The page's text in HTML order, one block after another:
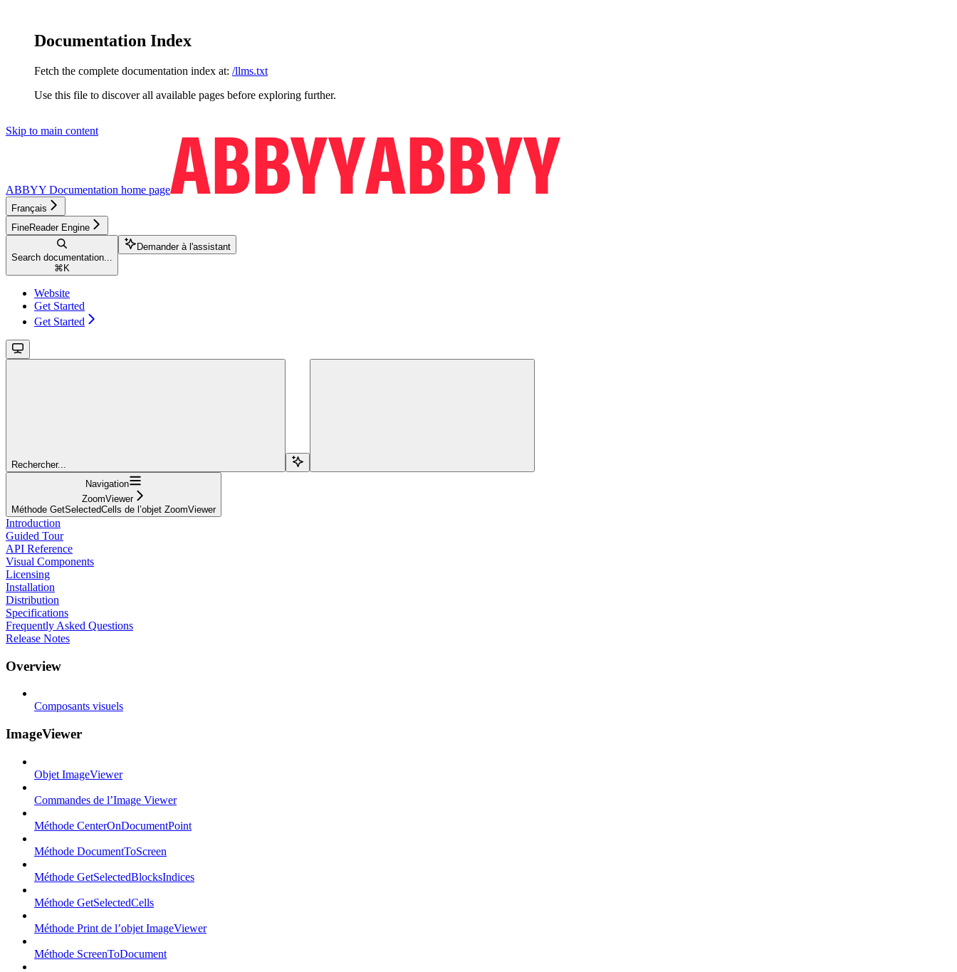
Documentation Index
Fetch the complete documentation index at: /llms.txt
Use this file to discover all available pages before exploring further.
Skip to main content
ABBYY Documentation home page
Français
FineReader Engine
Search documentation...
⌘ K
Demander à l'assistant
Website
Get Started
Get Started
Rechercher...
Navigation
ZoomViewer
Méthode GetSelectedCells de l’objet ZoomViewer
Introduction
Guided Tour
API Reference
Visual Components
Licensing
Installation
Distribution
Specifications
Frequently Asked Questions
Release Notes
Overview
Composants visuels
ImageViewer
Objet ImageViewer
Commandes de l’Image Viewer
Méthode CenterOnDocumentPoint
Méthode DocumentToScreen
Méthode GetSelectedBlocksIndices
Méthode GetSelectedCells
Méthode Print de l’objet ImageViewer
Méthode ScreenToDocument